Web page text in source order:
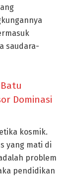
saudara-
Dominasi
kosmik.
yang mati di
problem
pendidikan